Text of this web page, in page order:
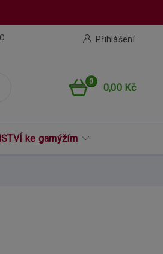
Přihlášení
0
0,00 Kč
ke garnýžím